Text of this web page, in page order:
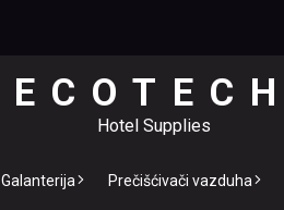
ECOTECH
Hotel Supplies
Galanterija Prečišćivači vazduha